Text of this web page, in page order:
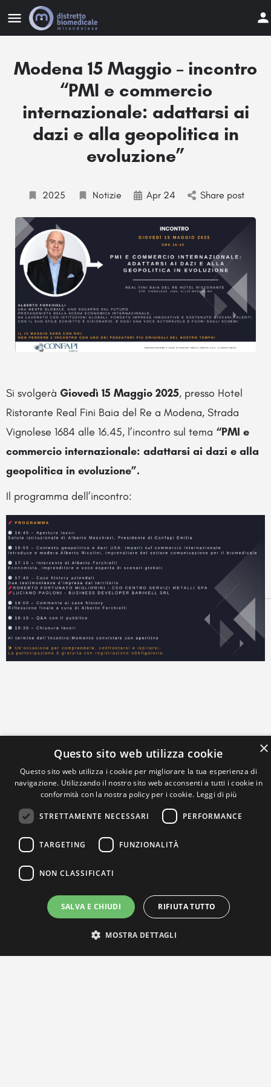
Modena 15 Maggio – incontro
“PMI e commercio
internazionale: adattarsi ai
dazi e alla geopolitica in
evoluzione”
2025 Notizie Apr 24 Share post
Si svolgerà Giovedì 15 Maggio 2025, presso Hotel
Ristorante Real Fini Baia del Re a Modena, Strada
Vignolese 1684 alle 16.45, l’incontro sul tema “PMI e
commercio internazionale: adattarsi ai dazi e alla
geopolitica in evoluzione”.
Il programma dell’incontro:
×
Questo sito web utilizza cookie
Questo sito web utilizza i cookie per migliorare la tua esperienza di
navigazione. Utilizzando il nostro sito web acconsenti a tutti i cookie in
conformità con la nostra policy per i cookie. Leggi di più
STRETTAMENTE NECESSARI PERFORMANCE
TARGETING FUNZIONALITÀ
NON CLASSIFICATI
SALVA E CHIUDI RIFIUTA TUTTO
MOSTRA DETTAGLI